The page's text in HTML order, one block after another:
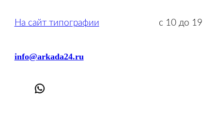
На сайт типографии с 10 до 19
info@arkada24.ru